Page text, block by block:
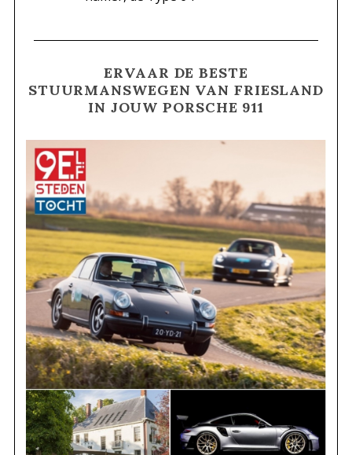
ERVAAR DE BESTE
STUURMANSWEGEN VAN FRIESLAND
IN JOUW PORSCHE 911